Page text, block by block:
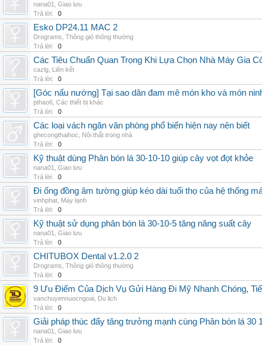
nana01
Giao lưu
Trả lời:
0
Esko DP24.11 MAC 2
Drograms Thông gió thông thường
Trả lời:
0
Các Tiêu Chuẩn Quan Trọng Khi Lựa Chọn Nhà Máy Gia
cazlg Liên kết
Trả lời:
0
[Góc nấu nướng] Tại sao dân đam mê món kho và món
pthao6 Các thiết bị khác
Trả lời:
0
Các loại vách ngăn văn phòng phổ biến hiện nay nên biết
ghecongthaihoc
Nội thất trong nhà
Trả lời:
0
Kỹ thuật dùng Phân bón lá 30-10-10 giúp cây vọt đọt khỏe
nana01
Giao lưu
Trả lời:
0
Đi ống đồng âm tường giúp kéo dài tuổi thọ của hệ thống
vinhphat Máy lạnh
Trả lời:
0
Kỹ thuật sử dụng phân bón lá 30-10-5 tăng năng suất cây
nana01
Giao lưu
Trả lời:
0
CHITUBOX Dental v1.2.0 2
Drograms Thông gió thông thường
Trả lời:
0
9 Ưu Điểm Của Dịch Vụ Gửi Hàng Đi Mỹ Nhanh Chóng,
vanchuyennuocngoai Du lịch
Trả lời:
0
Giải pháp thúc đẩy tăng trưởng mạnh cùng Phân bón lá 30
nana01
Giao lưu
Trả lời:
0